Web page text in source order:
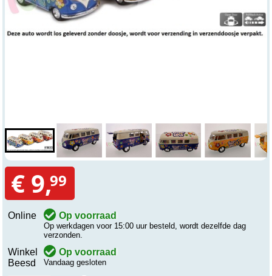
€ 9,99
Online Op voorraad
Op werkdagen voor 15:00 uur besteld, wordt dezelfde dag
verzonden.
Winkel
Beesd
Op voorraad
Vandaag gesloten